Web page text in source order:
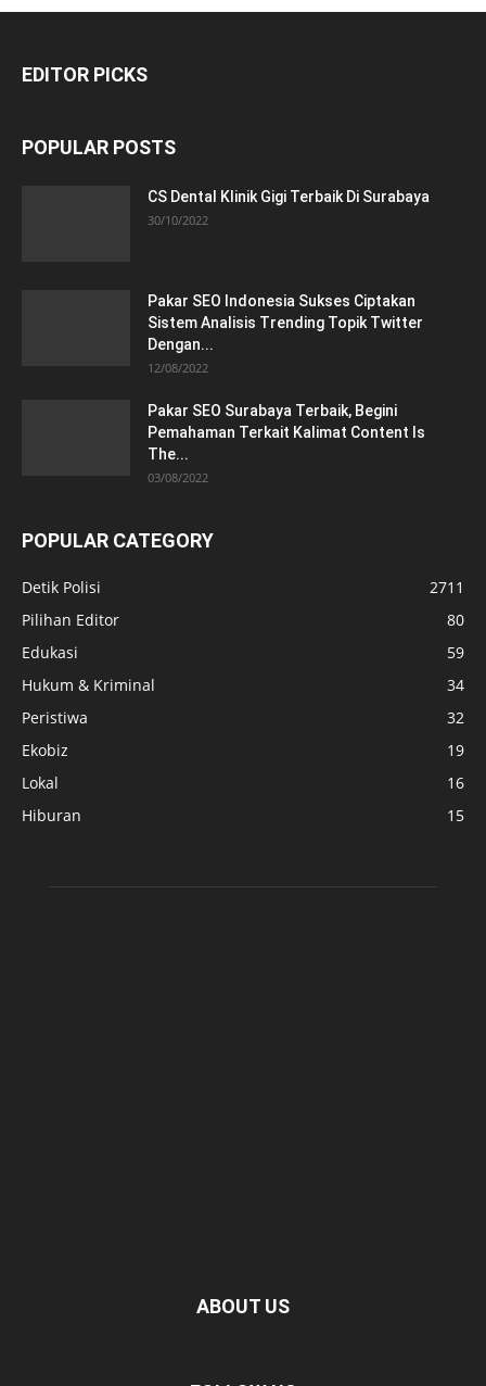
EDITOR PICKS
POPULAR POSTS
CS Dental Klinik Gigi Terbaik Di Surabaya
30/10/2022
Pakar SEO Indonesia Sukses Ciptakan
Sistem Analisis Trending Topik Twitter
Dengan...
12/08/2022
Pakar SEO Surabaya Terbaik, Begini
Pemahaman Terkait Kalimat Content Is
The...
03/08/2022
POPULAR CATEGORY
Detik Polisi
2711
Pilihan Editor
80
Edukasi
59
Hukum & Kriminal
34
Peristiwa
32
Ekobiz
19
Lokal
16
Hiburan
15
ABOUT US